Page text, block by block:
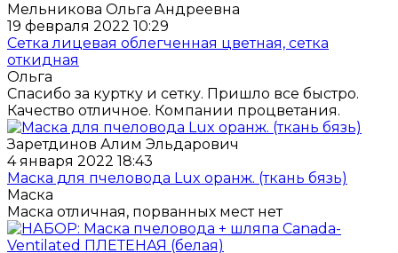
Мельникова Ольга Андреевна
19 февраля 2022 10:29
Сетка лицевая облегченная цветная, сетка
откидная
Ольга
Спасибо за куртку и сетку. Пришло все быстро.
Качество отличное. Компании процветания.
Заретдинов Алим Эльдарович
4 января 2022 18:43
Маска для пчеловода Lux оранж. (ткань бязь)
Маска
Маска отличная, порванных мест нет